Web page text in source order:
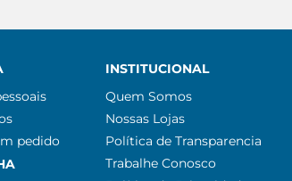
pedido
INSTITUCIONAL
Quem Somos
Nossas Lojas
Política de Transparencia
Trabalhe Conosco